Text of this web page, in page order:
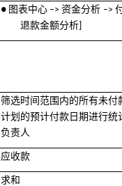
● 图表中心 –>资金分析 –>
退款金额分析
筛选时间范围内的所有未付
计划的预计付款日期进行统
负责人
应收款
求和